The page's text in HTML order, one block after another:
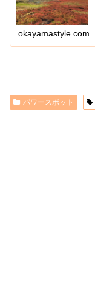
okayamastyle.com
パワースポット